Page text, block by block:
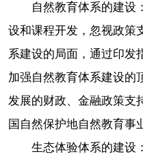
自然教育体系的建设
设和课程开发，忽视政策
系建设的局面，通过印发
加强自然教育体系建设的
发展的财政、金融政策支
国自然保护地自然教育事
生态体验体系的建设